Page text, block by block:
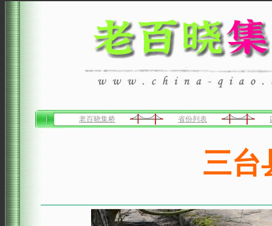
老百晓集桥 省份列表
三台